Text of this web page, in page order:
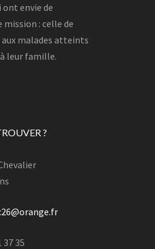
ont envie de
mission : celle de
aux malades atteints
leur famille.
?
37 35